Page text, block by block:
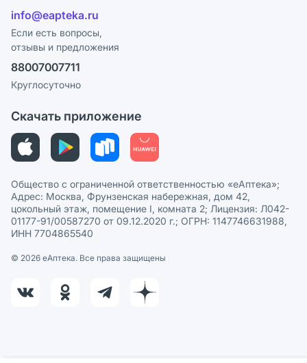
Блог
Лицензия
Реклама на сайте
Ваши товары на ЕАПТЕКЕ
Программа СберСпасибо
Политика конфиденциальности
Пользовательское соглашение
Политика рекомендаций
Этика и соответствие
Политика в отношении обработки персональных данных
info@eapteka.ru
Если есть вопросы,
отзывы и предложения
88007007711
Круглосуточно
Скачать приложение
Общество с ограниченной ответственностью «еАптека»;
Адрес: Москва, Фрунзенская набережная, дом 42,
цокольный этаж, помещение I, комната 2; Лицензия: Л042-
01177-91/00587270 от 09.12.2020 г.; ОГРН: 1147746631988,
ИНН 7704865540
© 2026 eАптека. Все права защищены